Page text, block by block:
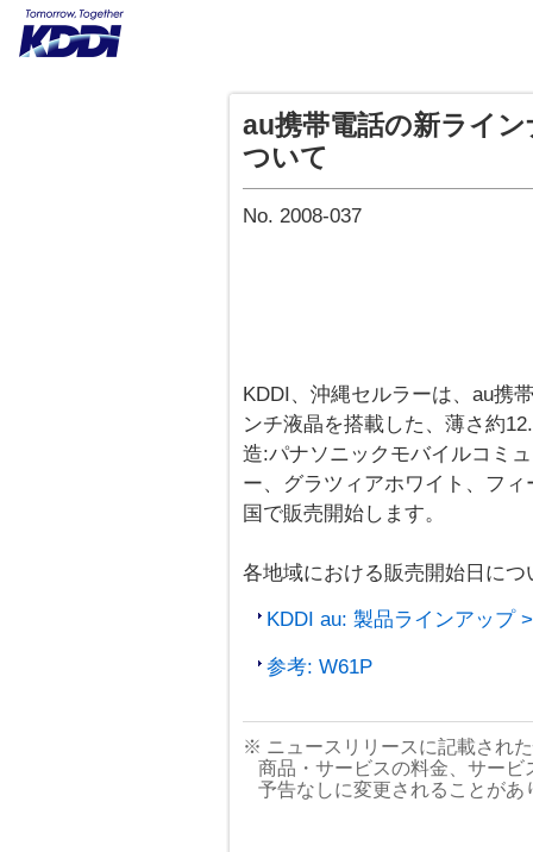
au携帯電話の新ライ
ついて
No. 2008-037
KDDI、沖縄セルラーは、au携
ンチ液晶を搭載した、薄さ約
造:パナソニックモバイルコミ
ー、グラツィアホワイト、フ
国で販売開始します。
各地域における販売開始日に
KDDI au: 製品ラインアップ
参考: W61P
※ ニュースリリースに記載され
商品・サービスの料金、サー
予告なしに変更されることが